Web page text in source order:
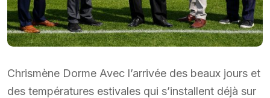
Chrismène Dorme Avec l’arrivée des beaux jours et
des températures estivales qui s’installent déjà sur